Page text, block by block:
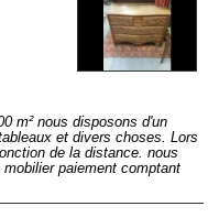
m² nous disposons d'un
et divers choses. Lors
de la distance. nous
paiement comptant